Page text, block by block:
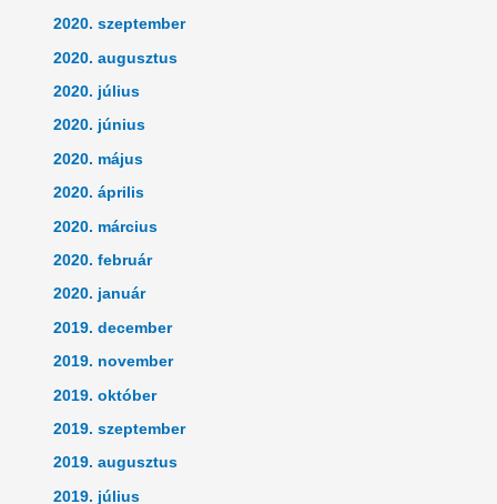
2020. szeptember
2020. augusztus
2020. július
2020. június
2020. május
2020. április
2020. március
2020. február
2020. január
2019. december
2019. november
2019. október
2019. szeptember
2019. augusztus
2019. július